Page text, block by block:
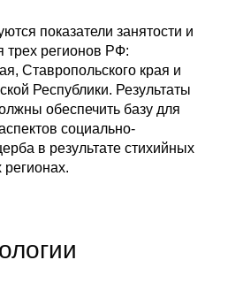
показатели занятости и
трех регионов РФ:
Ставропольского края и
Республики. Результаты
обеспечить базу для
социально-
в результате стихийных